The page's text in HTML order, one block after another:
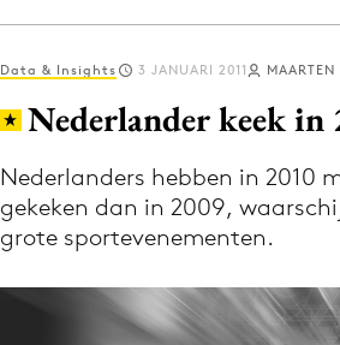
Log in
Download de app
Volg het laatste nieuws
Nieuws app
Data & Insights 3 JANUARI 2011
Nederlander keek in
Nederlanders hebben in 2010
gekeken dan in 2009,
grote sportevenementen.